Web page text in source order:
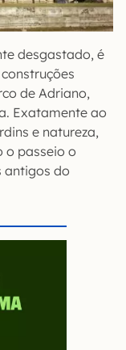
desgastado, é
de Adriano,
Exatamente ao
e natureza,
o passeio o
antigos do